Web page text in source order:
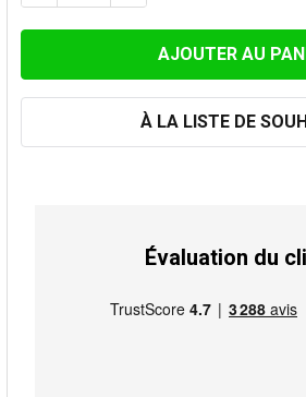
À LA LISTE DE
Évaluation du